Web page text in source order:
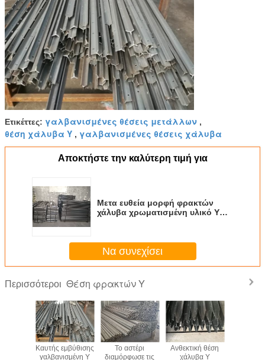
Ετικέττες: γαλβανισμένες θέσεις μετάλλων ,
θέση χάλυβα Υ , γαλβανισμένες θέσεις χάλυβα
Αποκτήστε την καλύτερη τιμή για
Μετα ευθεία μορφή φρακτών
χάλυβα χρωματισμένη υλικό Υ
Να συνεχίσει
Περισσότεροι Θέση φρακτών Υ
Καυτής εμβύθισης
γαλβανισμένη Υ
Το αστέρι
διαμόρφωσε τις
Ανθεκτική θέση
χάλυβα Υ